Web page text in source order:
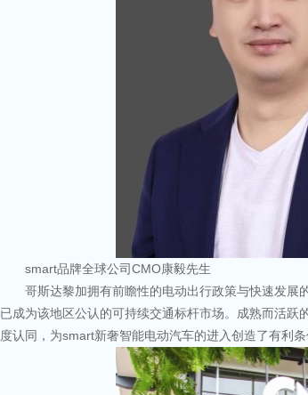
smart品牌全球公司CMO康毅先生
哥斯达黎加拥有前瞻性的电动出行政策与快速发展
已成为该地区公认的可持续交通标杆市场。成熟而活跃
度认同，为smart新奢智能电动汽车的进入创造了有利条